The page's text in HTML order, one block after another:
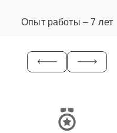
Опыт работы – 7 лет